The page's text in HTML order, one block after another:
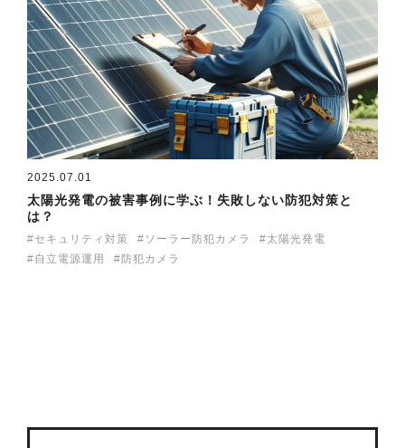
2025.07.01
太陽光発電の被害事例に学ぶ！失敗しない防犯対策と
は？
セキュリティ対策 ソーラー防犯カメラ
太陽光発電
自立電源運用
防犯カメラ